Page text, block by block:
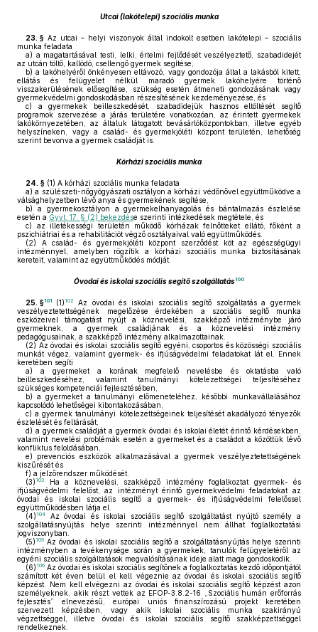
Utcai (lakótelepi) szociális munka
23. § Az utcai – helyi viszonyok által indokolt esetben lakótelepi – szociális
munka feladata
a) a magatartásával testi, lelki, értelmi fejlődését veszélyeztető, szabadidejét
az utcán töltő, kallódó, csellengő gyermek segítése,
b) a lakóhelyéről önkényesen eltávozó, vagy gondozója által a lakásból kitett,
ellátás és felügyelet nélkül maradó gyermek lakóhelyére történő
visszakerülésének elősegítése, szükség esetén átmeneti gondozásának vagy
gyermekvédelmi gondoskodásban részesítésének kezdeményezése, és
c) a gyermekek beilleszkedését, szabadidejük hasznos eltöltését segítő
programok szervezése a járás területére vonatkozóan, az érintett gyermekek
lakókörnyezetében, az általuk látogatott bevásárlóközpontokban, illetve egyéb
helyszíneken, vagy a család- és gyermekjóléti központ területén, lehetőség
szerint bevonva a gyermek családját is.
Kórházi szociális munka
24. § (1) A kórházi szociális munka feladata
a) a szülészeti-nőgyógyászati osztályon a kórházi védőnővel együttműködve a
válsághelyzetben lévő anya és gyermekének segítése,
b) a gyermekosztályon a gyermekelhanyagolás és bántalmazás észlelése
esetén a Gyvt. 17. § (2) bekezdése szerinti intézkedések megtétele, és
c) az illetékességi területén működő kórházak felnőtteket ellátó, főként a
pszichiátriai és a rehabilitációt végző osztályaival való együttműködés.
(2) A család- és gyermekjóléti központ szerződést köt az egészségügyi
intézménnyel, amelyben rögzítik a kórházi szociális munka biztosításának
kereteit, valamint az együttműködés módját.
Óvodai és iskolai szociális segítő szolgáltatás100
25. §101 (1) 102
Az óvodai és iskolai szociális segítő szolgáltatás a gyermek
veszélyeztetettségének megelőzése érdekében a szociális segítő munka
eszközeivel támogatást nyújt a köznevelési, szakképző intézménybe járó
gyermeknek, a gyermek családjának és a köznevelési intézmény
pedagógusainak, a szakképző intézmény alkalmazottainak.
(2) Az óvodai és iskolai szociális segítő egyéni, csoportos és közösségi szociális
munkát végez, valamint gyermek- és ifjúságvédelmi feladatokat lát el. Ennek
keretében segíti
a) a gyermeket a korának megfelelő nevelésbe és oktatásba való
beilleszkedéséhez, valamint tanulmányi kötelezettségei teljesítéséhez
szükséges kompetenciái fejlesztésében,
b) a gyermeket a tanulmányi előmeneteléhez, későbbi munkavállalásához
kapcsolódó lehetőségei kibontakozásában,
c) a gyermek tanulmányi kötelezettségeinek teljesítését akadályozó tényezők
észlelését és feltárását,
d) a gyermek családját a gyermek óvodai és iskolai életét érintő kérdésekben,
valamint nevelési problémák esetén a gyermeket és a családot a közöttük lévő
konfliktus feloldásában,
e) prevenciós eszközök alkalmazásával a gyermek veszélyeztetettségének
kiszűrését és
f) a jelzőrendszer működését.
(3) 103
Ha a köznevelési, szakképző intézmény foglalkoztat gyermek- és
ifjúságvédelmi felelőst, az intézményt érintő gyermekvédelmi feladatokat az
óvodai és iskolai szociális segítő a gyermek- és ifjúságvédelmi felelőssel
együttműködésben látja el.
(4) 104
Az óvodai és iskolai szociális segítő szolgáltatást nyújtó személy a
szolgáltatásnyújtás helye szerinti intézménnyel nem állhat foglalkoztatási
jogviszonyban.
(5) 105 Az óvodai és iskolai szociális segítő a szolgáltatásnyújtás helye szerinti
intézményben a tevékenysége során a gyermekek, tanulók felügyeletéről az
egyéni szociális szolgáltatások megvalósításának ideje alatt maga gondoskodik.
(6) 106 Az óvodai és iskolai szociális segítőnek a foglalkoztatás kezdő időpontjától
számított két éven belül el kell végeznie az óvodai és iskolai szociális segítő
képzést. Nem kell elvégezni az óvodai és iskolai szociális segítő képzést azon
személyeknek, akik részt vettek az EFOP-3.8.2-16 „Szociális humán erőforrás
fejlesztés” elnevezésű, európai uniós finanszírozású projekt keretében
szervezett képzésben, vagy akik iskolai szociális munka szakirányú
végzettséggel, illetve óvodai és iskolai szociális segítő szakképzettséggel
rendelkeznek.